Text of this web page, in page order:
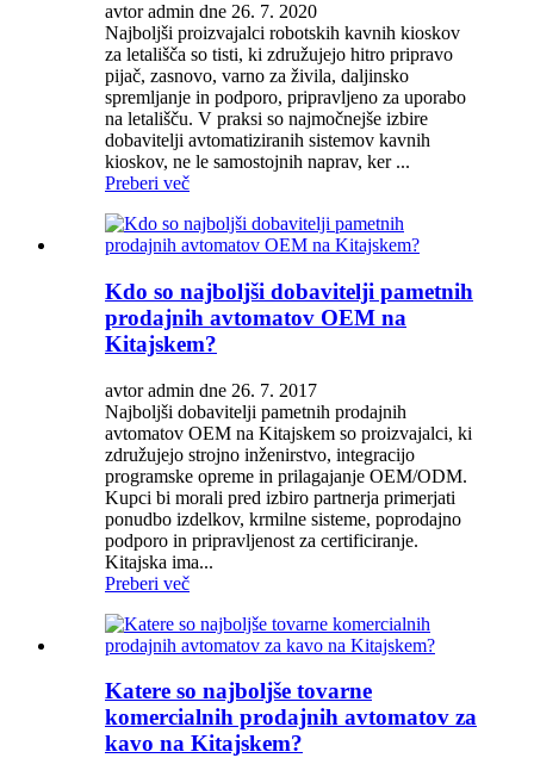
avtor admin dne 26. 7. 2020
Najboljši proizvajalci robotskih kavnih kioskov
za letališča so tisti, ki združujejo hitro pripravo
pijač, zasnovo, varno za živila, daljinsko
spremljanje in podporo, pripravljeno za uporabo
na letališču. V praksi so najmočnejše izbire
dobavitelji avtomatiziranih sistemov kavnih
kioskov, ne le samostojnih naprav, ker ...
Preberi več
Kdo so najboljši dobavitelji pametnih
prodajnih avtomatov OEM na
Kitajskem?
avtor admin dne 26. 7. 2017
Najboljši dobavitelji pametnih prodajnih
avtomatov OEM na Kitajskem so proizvajalci, ki
združujejo strojno inženirstvo, integracijo
programske opreme in prilagajanje OEM/ODM.
Kupci bi morali pred izbiro partnerja primerjati
ponudbo izdelkov, krmilne sisteme, poprodajno
podporo in pripravljenost za certificiranje.
Kitajska ima...
Preberi več
Katere so najboljše tovarne
komercialnih prodajnih avtomatov za
kavo na Kitajskem?